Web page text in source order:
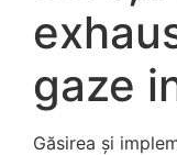
gaze
Găsirea și